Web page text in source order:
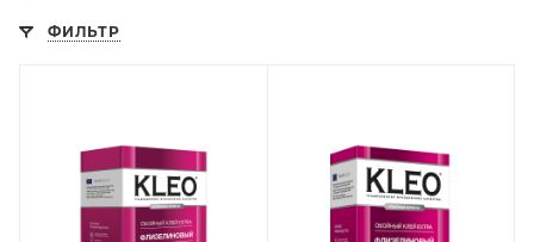
ФИЛЬТР